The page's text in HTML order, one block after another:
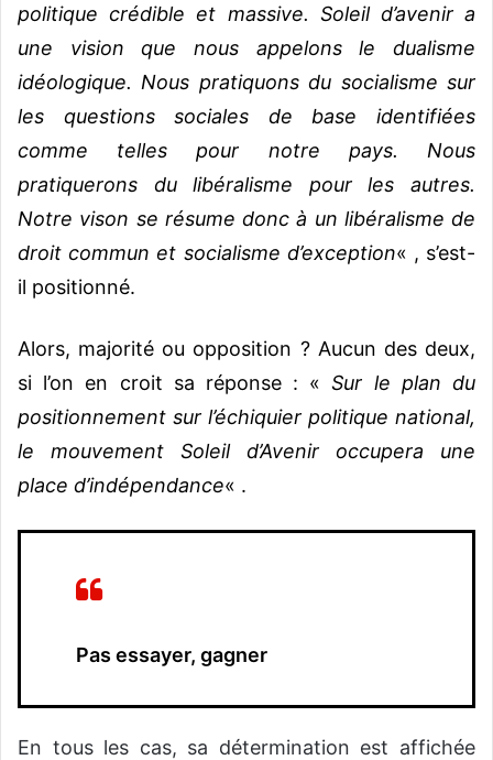
e
politique crédible et massive. Soleil d’avenir a
une vision que nous appelons le dualisme
idéologique. Nous pratiquons du socialisme sur
les questions sociales de base identifiées
comme telles pour notre pays. Nous
pratiquerons du libéralisme pour les autres.
Notre vison se résume donc à un libéralisme de
droit commun et socialisme d’exception« , s’est-
il positionné.
Alors, majorité ou opposition ? Aucun des deux,
si l’on en croit sa réponse : «Sur le plan du
positionnement sur l’échiquier politique national,
le mouvement Soleil d’Avenir occupera une
place d’indépendance« .
Pas essayer, gagner
En tous les cas, sa détermination est affichée